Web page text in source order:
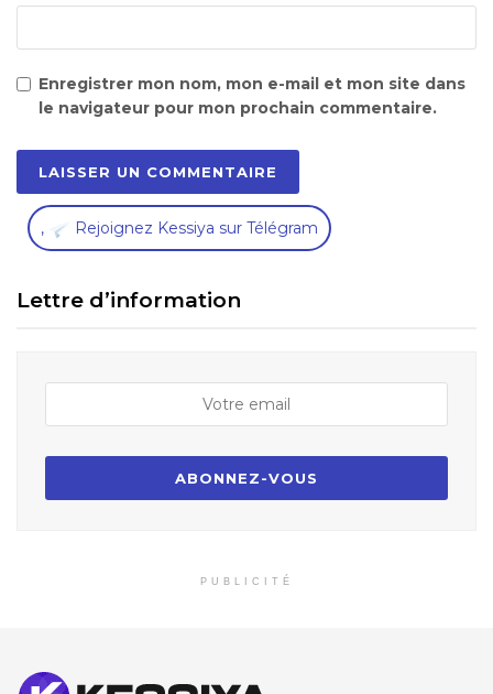
Enregistrer mon nom, mon e-mail et mon site dans
le navigateur pour mon prochain commentaire.
, Rejoignez Kessiya sur Télégram
Lettre d’information
PUBLICITÉ